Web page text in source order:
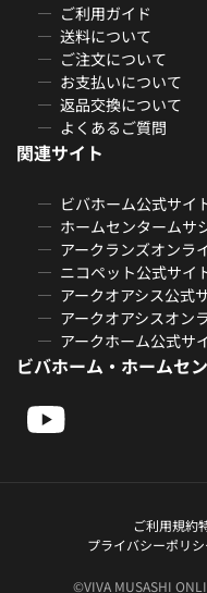
ご利用ガイド
送料について
ご注文について
お支払いについて
返品交換について
よくあるご質問
関連サイト
ビバホーム公式サイ
ホームセンタームサ
アークランズオンラ
ニコペット公式サイ
アークオアシス公式
アークオアシスオン
アークホーム公式サ
ビバホーム・ホームセ
ご利用規約
プライバシーポリシ
©VIVA MUSASHI